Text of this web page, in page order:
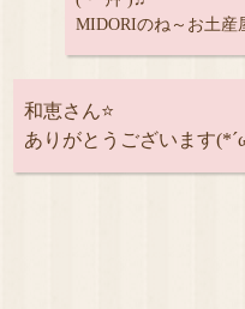
MIDORIのね～お土産
和恵さん⭐
ありがとうございます